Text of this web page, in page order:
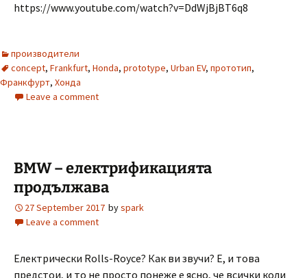
https://www.youtube.com/watch?v=DdWjBjBT6q8
производители
concept, Frankfurt, Honda, prototype, Urban EV, прототип,
Франкфурт, Хонда
Leave a comment
BMW – електрификацията
продължава
27 September 2017 byspark
Leave a comment
Електрически Rolls-Royce? Как ви звучи? Е, и това
предстои, и то не просто понеже е ясно, че всички коли